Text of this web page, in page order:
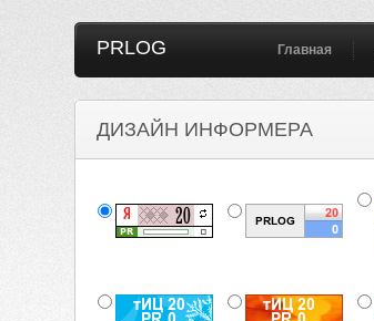
PRLOG Главная
ДИЗАЙН ИНФОРМЕРА